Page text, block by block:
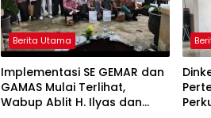
Berita Utama
Implementasi SE GEMAR dan
GAMAS Mulai Terlihat,
Wabup Ablit H. Ilyas dan